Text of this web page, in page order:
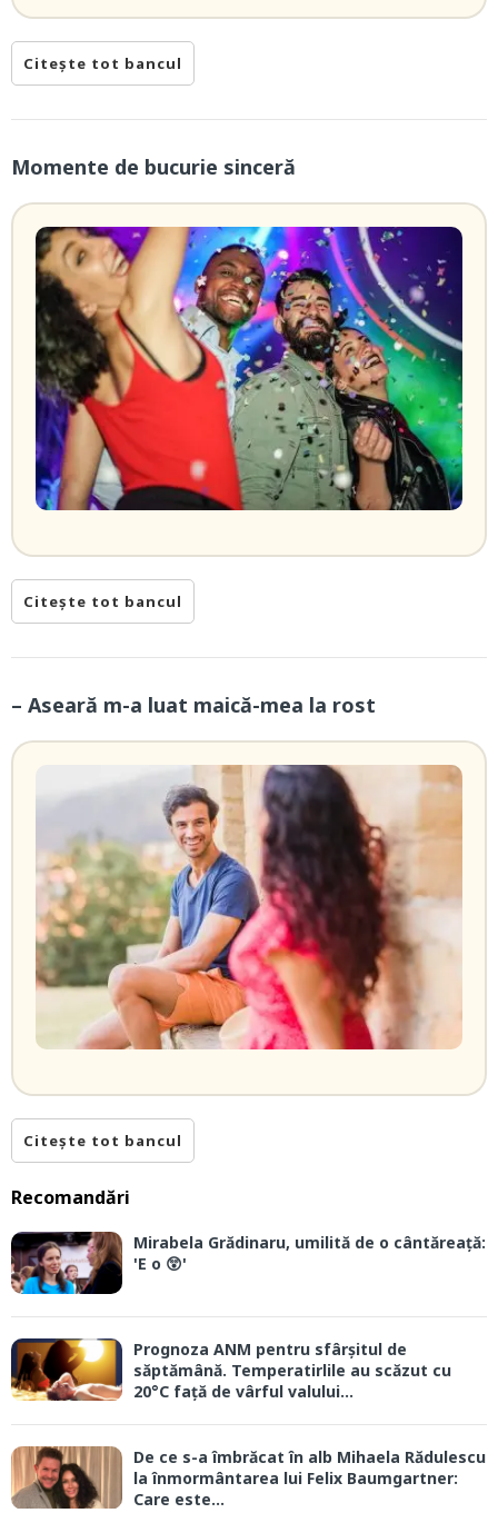
Citește tot bancul
Momente de bucurie sinceră
Citește tot bancul
– Aseară m-a luat maică-mea la rost
Citește tot bancul
Recomandări
Mirabela Grădinaru, umilită de o cântăreață:
'E o 😲'
Prognoza ANM pentru sfârșitul de
săptămână. Temperatirlile au scăzut cu
20°C față de vârful valului...
De ce s-a îmbrăcat în alb Mihaela Rădulescu
la înmormântarea lui Felix Baumgartner:
Care este...